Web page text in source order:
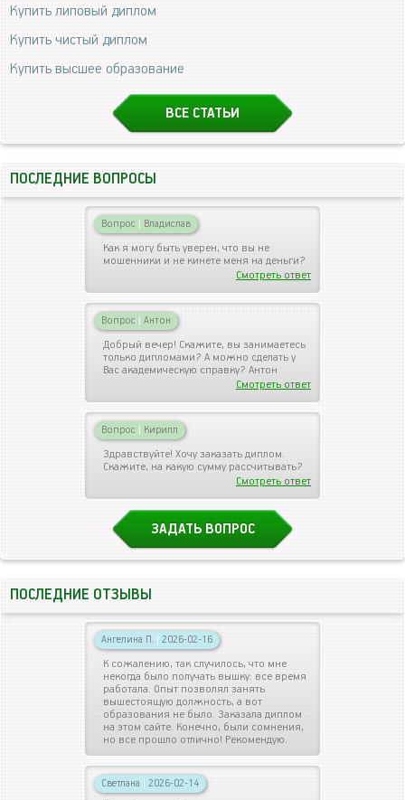
Купить липовый диплом
Купить чистый диплом
Купить высшее образование
ВСЕ СТАТЬИ
ПОСЛЕДНИЕ ВОПРОСЫ
Вопрос | Владислав
Как я могу быть уверен, что вы не
мошенники и не кинете меня на деньги?
Смотреть ответ
Вопрос | Антон
Добрый вечер! Скажите, вы занимаетесь
только дипломами? А можно сделать у
Вас академическую справку? Антон
Смотреть ответ
Вопрос | Кирилл
Здравствуйте! Хочу заказать диплом.
Скажите, на какую сумму рассчитывать?
Смотреть ответ
ЗАДАТЬ ВОПРОС
ПОСЛЕДНИЕ ОТЗЫВЫ
Ангелина П. | 2026-02-16
К сожалению, так случилось, что мне
некогда было получать вышку: все время
работала. Опыт позволял занять
вышестоящую должность, а вот
образования не было. Заказала диплом
на этом сайте. Конечно, были сомнения,
но все прошло отлично! Рекомендую.
Светлана | 2026-02-14